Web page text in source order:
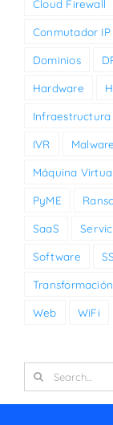
Cloud Firewall
Conmutador IP
Dominios
Hardware
IVR Malware
Máquina Virtual
PyME
SaaS
Software
Web WiFi
Search
for: